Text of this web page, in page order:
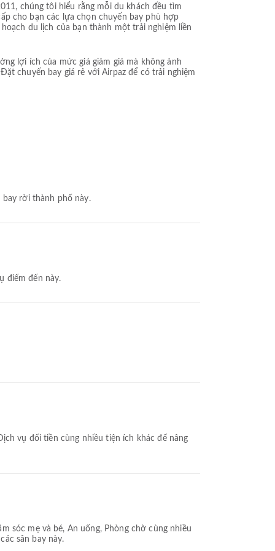
chúng tôi hiểu rằng mỗi du khách đều tìm
cho bạn các lựa chọn chuyến bay phù hợp
du lịch của bạn thành một trải nghiệm liền
lợi ích của mức giá giảm giá mà không ảnh
chuyến bay giá rẻ với Airpaz để có trải nghiệm
bay rời thành phố này.
điểm đến này.
vụ đổi tiền cùng nhiều tiện ích khác để nâng
sóc mẹ và bé, Ăn uống, Phòng chờ cùng nhiều
sân bay này.